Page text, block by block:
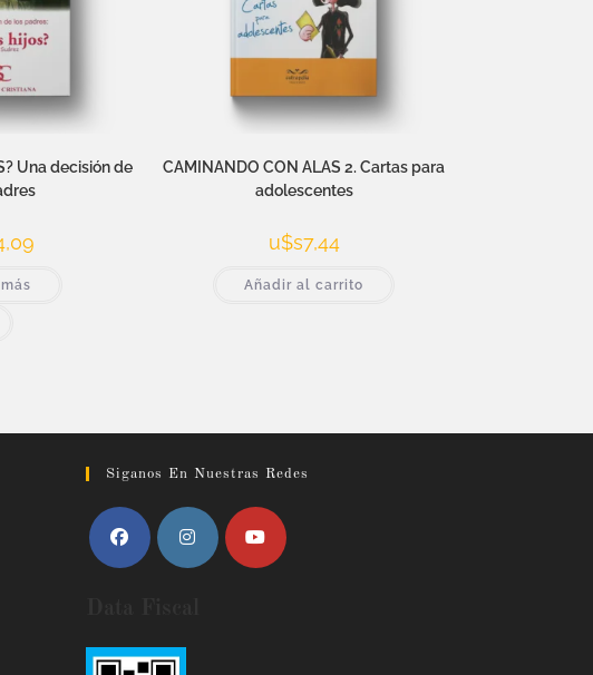
Una decisión de
CAMINANDO CON ALAS 2. Cartas para
adolescentes
u$s7,44
Añadir al carrito
Siganos En Nuestras Redes